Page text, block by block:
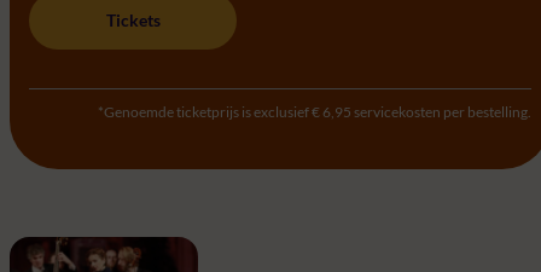
Tickets
*Genoemde ticketprijs is exclusief € 6,95 servicekosten per bestelling.